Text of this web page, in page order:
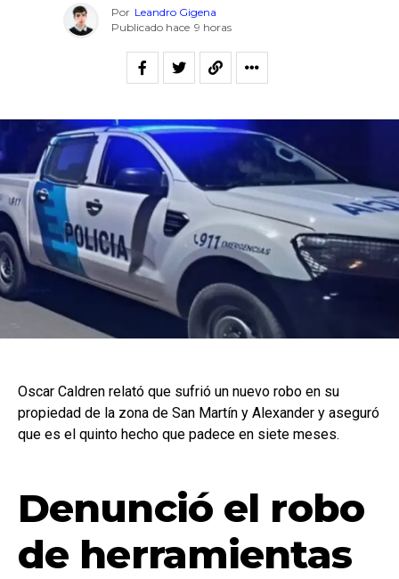
Por Leandro Gigena
Publicado hace 9 horas
Oscar Caldren relató que sufrió un nuevo robo en su
propiedad de la zona de San Martín y Alexander y aseguró
que es el quinto hecho que padece en siete meses.
Denunció el robo
de herramientas